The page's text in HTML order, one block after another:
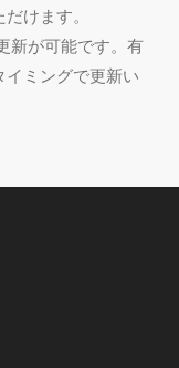
だけます。
新が可能です。有
ミングで更新い